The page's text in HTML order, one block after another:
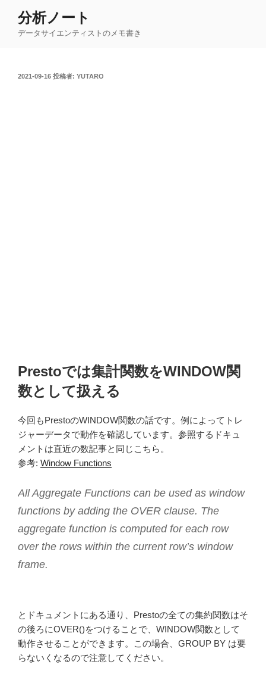
分析ノート
データサイエンティストのメモ書き
投
2021-09-16 投稿者: YUTARO
Prestoでは集計関数をWINDOW関
数として扱える
今回もPrestoのWINDOW関数の話です。例によってトレ
ジャーデータで動作を確認しています。参照するドキュ
メントは直近の数記事と同じこちら。
参考: Window Functions
All Aggregate Functions can be used as window
functions by adding the OVER clause. The
aggregate function is computed for each row
over the rows within the current row’s window
frame.
とドキュメントにある通り、Prestoの全ての集約関数はそ
の後ろにOVER()をつけることで、WINDOW関数として
動作させることができます。この場合、GROUP BY は要
らないくなるので注意してください。